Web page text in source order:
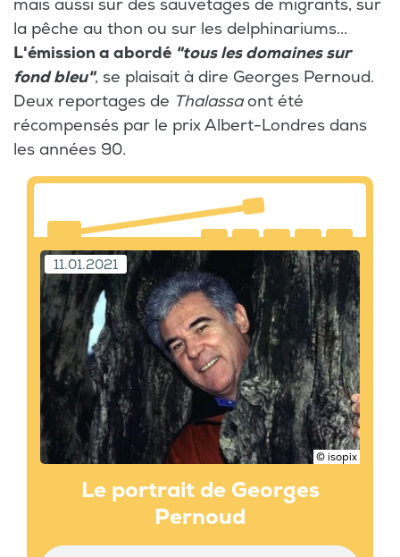
mais aussi sur des sauvetages de migrants, sur
la pêche au thon ou sur les delphinariums...
L'émission a abordé "tous les domaines sur
fond bleu", se plaisait à dire Georges Pernoud.
Deux reportages de Thalassaont été
récompensés par le prix Albert-Londres dans
les années 90.
© isopix
11.01.2021
Le portrait de Georges
Pernoud